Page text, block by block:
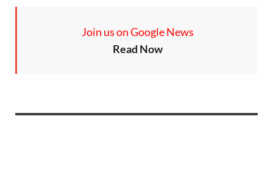
Join us on Google News
Read Now